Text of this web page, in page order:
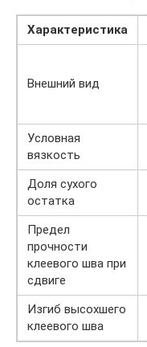
Характеристика
Внешний вид
Условная
вязкость
Доля сухого
остатка
Предел
прочности
клеевого шва при
сдвиге
Изгиб высохшего
клеевого шва